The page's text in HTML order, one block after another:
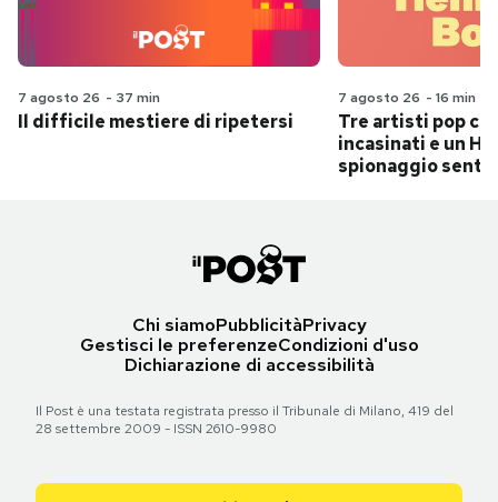
7 agosto 26 - 37 min
Il difficile mestiere di ripetersi
7 agosto 26 - 16 min
Tre artisti pop
incasinati e un
spionaggio
Chi siamoPubblicitàPrivacy
Gestisci le preferenzeCondizioni d'uso
Dichiarazione di accessibilità
Il Post è una testata registrata presso il Tribunale di Milano, 419 del
28 settembre 2009 - ISSN 2610-9980